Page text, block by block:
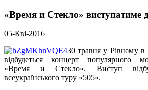
«Время и Стекло» виступатиме
05-Кві-2016
30 травня у Рівному
відбудеться концерт популярного
«Время и Стекло». Виступ
всеукраїнського туру «505».